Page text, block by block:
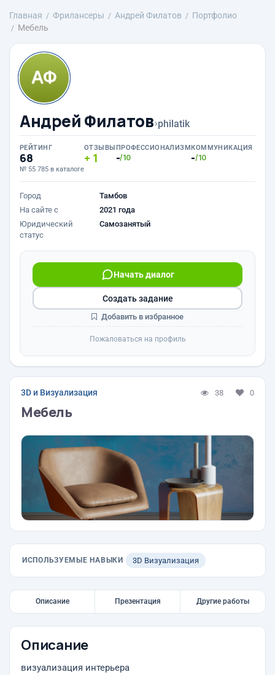
Главная Фрилансеры Андрей Филатов
Портфолио
Мебель
Андрей Филатов›philatik
РЕЙТИНГ
68
№ 55 785 в каталоге
ОТЗЫВЫ
1
ПРОФЕССИОНАЛИЗМ
-/10
КОММУНИКАЦИЯ
-/10
Город
Тамбов
На сайте с
2021 года
Юридический
статус
Самозанятый
Начать диалог
Создать задание
Добавить в избранное
Пожаловаться на профиль
3D и Визуализация 38 0
Мебель
ИСПОЛЬЗУЕМЫЕ НАВЫКИ 3D Визуализация
Описание Презентация Другие работы
Описание
визуализация интерьера